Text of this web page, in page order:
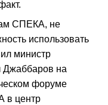
СПЕКА, не
использовать
министр
Джаббаров на
форуме
в центр